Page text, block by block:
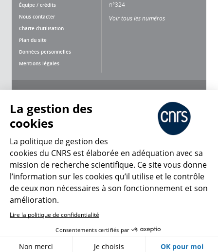
Équipe / crédits
Nous contacter
Charte d'utilisation
Plan du site
Données personnelles
Mentions légales
n°324
Voir tous les numéros
CNRS Le Mag
© 2026, CNRS
Créer un compte Se connecter
Gestion des cookies
La gestion des
cookies
La politique de gestion des
cookies du CNRS est élaborée en adéquation avec sa
mission de recherche scientifique. Ce site vous donne
l’information sur les cookies qu’il utilise et le contrôle
de ceux non nécessaires à son fonctionnement et son
amélioration.
Lire la politique de confidentialité
Consentements certifiés par
Non merci Je choisis OK pour moi